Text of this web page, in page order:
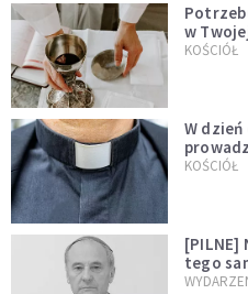
w
KOŚCIÓŁ
W dzień
kazał
KOŚCIÓŁ
[PILNE]
tego